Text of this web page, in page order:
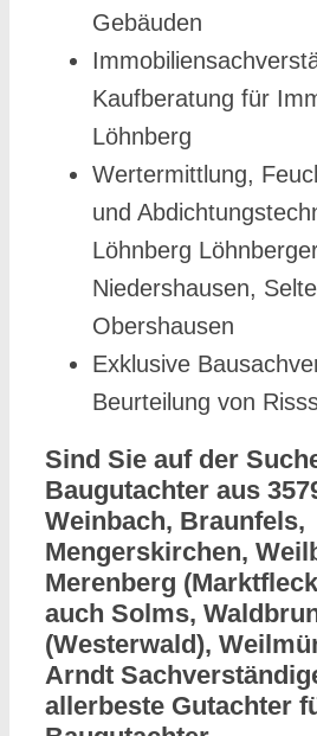
Gebäuden
Kaufberatung für
Löhnberg
Wertermittlung,
und
Löhnberg
Niedershausen,
Obershausen
Exklusive
Beurteilung von
Sind Sie auf der
Baugutachter aus
Weinbach, Braunfels,
Mengerskirchen,
Merenberg
auch Solms,
(Westerwald),
Arndt
allerbeste Gutachter